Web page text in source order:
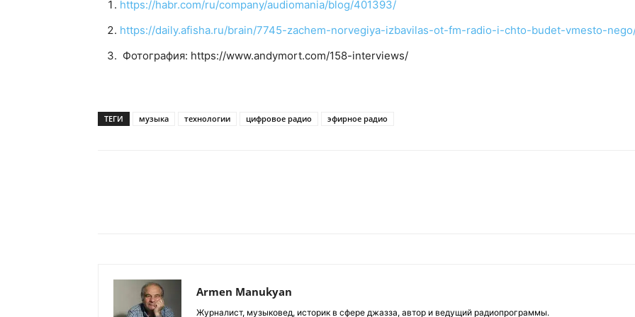
https://habr.com/ru/company/audiomania/blog/401393/
https://daily.afisha.ru/brain/7745-zachem-norvegiya-izbavilas-ot-fm-radio-i-chto-budet-vmesto-
Фотография: https://www.andymort.com/158-interviews/
ТЕГИ музыка технологии цифровое радио эфирное радио
Armen Manukyan
Журналист, музыковед, историк в сфере джазза, автор и ведущий радиопрограммы.